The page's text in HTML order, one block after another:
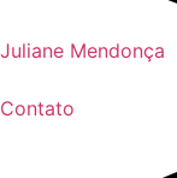
Juliane Mendonça
Contato